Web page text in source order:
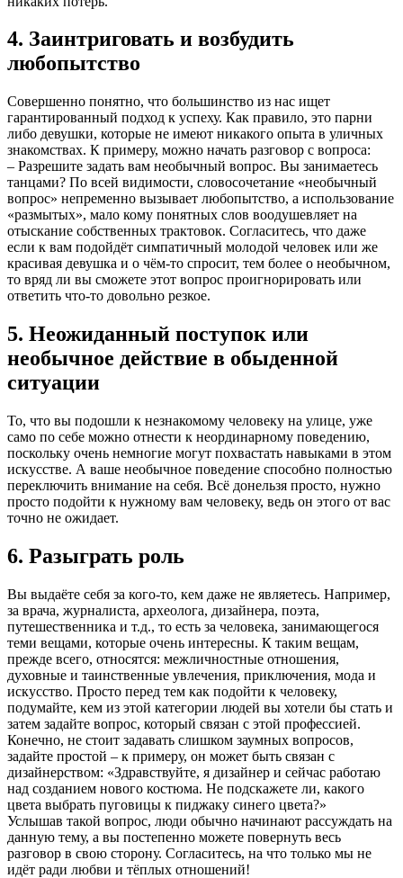
4. Заинтриговать и возбудить
любопытство
Совершенно понятно, что большинство из нас ищет
гарантированный подход к успеху. Как правило, это парни
либо девушки, которые не имеют никакого опыта в уличных
знакомствах. К примеру, можно начать разговор с вопроса:
– Разрешите задать вам необычный вопрос. Вы занимаетесь
танцами? По всей видимости, словосочетание «необычный
вопрос» непременно вызывает любопытство, а использование
«размытых», мало кому понятных слов воодушевляет на
отыскание собственных трактовок. Согласитесь, что даже
если к вам подойдёт симпатичный молодой человек или же
красивая девушка и о чём-то спросит, тем более о необычном,
то вряд ли вы сможете этот вопрос проигнорировать или
ответить что-то довольно резкое.
5. Неожиданный поступок или
необычное действие в обыденной
ситуации
То, что вы подошли к незнакомому человеку на улице, уже
само по себе можно отнести к неординарному поведению,
поскольку очень немногие могут похвастать навыками в этом
искусстве. А ваше необычное поведение способно полностью
переключить внимание на себя. Всё донельзя просто, нужно
просто подойти к нужному вам человеку, ведь он этого от вас
точно не ожидает.
6. Разыграть роль
Вы выдаёте себя за кого-то, кем даже не являетесь. Например,
за врача, журналиста, археолога, дизайнера, поэта,
путешественника и т.д., то есть за человека, занимающегося
теми вещами, которые очень интересны. К таким вещам,
прежде всего, относятся: межличностные отношения,
духовные и таинственные увлечения, приключения, мода и
искусство. Просто перед тем как подойти к человеку,
подумайте, кем из этой категории людей вы хотели бы стать и
затем задайте вопрос, который связан с этой профессией.
Конечно, не стоит задавать слишком заумных вопросов,
задайте простой – к примеру, он может быть связан с
дизайнерством: «Здравствуйте, я дизайнер и сейчас работаю
над созданием нового костюма. Не подскажете ли, какого
цвета выбрать пуговицы к пиджаку синего цвета?»
Услышав такой вопрос, люди обычно начинают рассуждать на
данную тему, а вы постепенно можете повернуть весь
разговор в свою сторону. Согласитесь, на что только мы не
идёт ради любви и тёплых отношений!